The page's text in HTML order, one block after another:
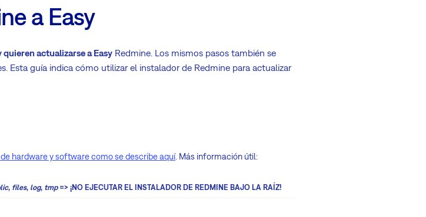
a Easy
actualizarse a Easy Redmine. Los mismos pasos también se
Esta guía indica cómo utilizar el instalador de Redmine para actualizar
hardware y software como se describe aquí. Más información útil:
, files, log, tmp=> ¡NO EJECUTAR EL INSTALADOR DE REDMINE BAJO LA RAÍZ!